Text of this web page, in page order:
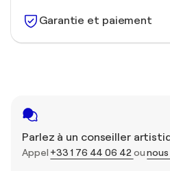
Garantie et paiement
Parlez à un conseiller
Appel +33 1 76 44 06 42 ou